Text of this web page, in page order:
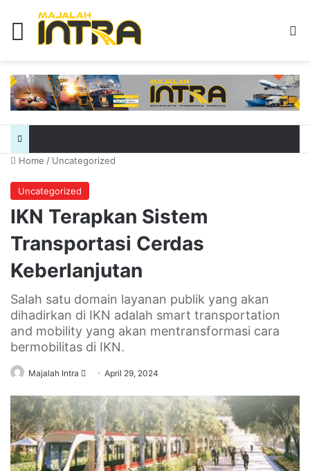
Menu
Home / Uncategorized
Uncategorized
IKN Terapkan Sistem
Transportasi Cerdas
Keberlanjutan
Salah satu domain layanan publik yang akan
dihadirkan di IKN adalah smart transportation
and mobility yang akan mentransformasi cara
bermobilitas di IKN.
Majalah Intra
Send
email
April 29, 2024